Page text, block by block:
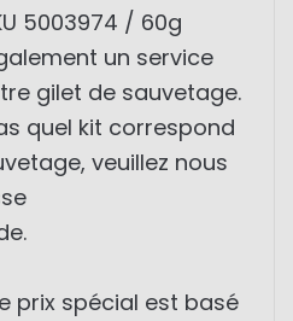
5003974 / 60g
un service
gilet de sauvetage.
quel kit correspond
veuillez nous
prix spécial est basé